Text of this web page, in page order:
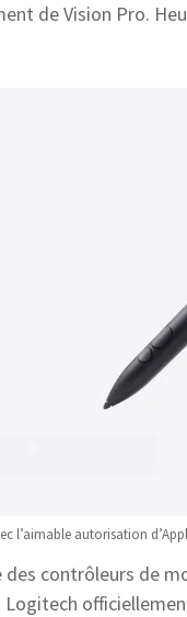
de Vision Pro.
l’aimable autorisation
contrôleurs de